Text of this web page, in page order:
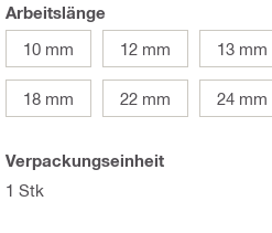
Arbeitslänge
10 mm
12 mm 13 mm
18 mm 22 mm 24 mm
Verpackungseinheit
1 Stk